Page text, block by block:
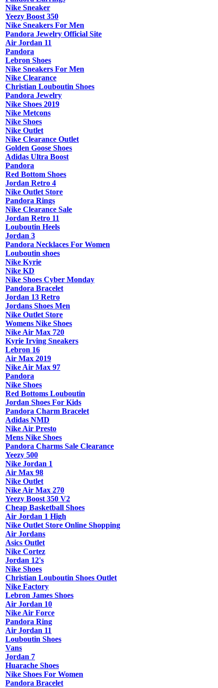
Nike Sneaker
Yeezy Boost 350
Nike Sneakers For Men
Pandora Jewelry Official Site
Air Jordan 11
Pandora
Lebron Shoes
Nike Sneakers For Men
Nike Clearance
Christian Louboutin Shoes
Pandora Jewelry
Nike Shoes 2019
Nike Metcons
Nike Shoes
Nike Outlet
Nike Clearance Outlet
Golden Goose Shoes
Adidas Ultra Boost
Pandora
Red Bottom Shoes
Jordan Retro 4
Nike Outlet Store
Pandora Rings
Nike Clearance Sale
Jordan Retro 11
Louboutin Heels
Jordan 3
Pandora Necklaces For Women
Louboutin shoes
Nike Kyrie
Nike KD
Nike Shoes Cyber Monday
Pandora Bracelet
Jordan 13 Retro
Jordans Shoes Men
Nike Outlet Store
Womens Nike Shoes
Nike Air Max 720
Kyrie Irving Sneakers
Lebron 16
Air Max 2019
Nike Air Max 97
Pandora
Nike Shoes
Red Bottoms Louboutin
Jordan Shoes For Kids
Pandora Charm Bracelet
Adidas NMD
Nike Air Presto
Mens Nike Shoes
Pandora Charms Sale Clearance
Yeezy 500
Nike Jordan 1
Air Max 98
Nike Outlet
Nike Air Max 270
Yeezy Boost 350 V2
Cheap Basketball Shoes
Air Jordan 1 High
Nike Outlet Store Online Shopping
Air Jordans
Asics Outlet
Nike Cortez
Jordan 12's
Nike Shoes
Christian Louboutin Shoes Outlet
Nike Factory
Lebron James Shoes
Air Jordan 10
Nike Air Force
Pandora Ring
Air Jordan 11
Louboutin Shoes
Vans
Jordan 7
Huarache Shoes
Nike Shoes For Women
Pandora Bracelet